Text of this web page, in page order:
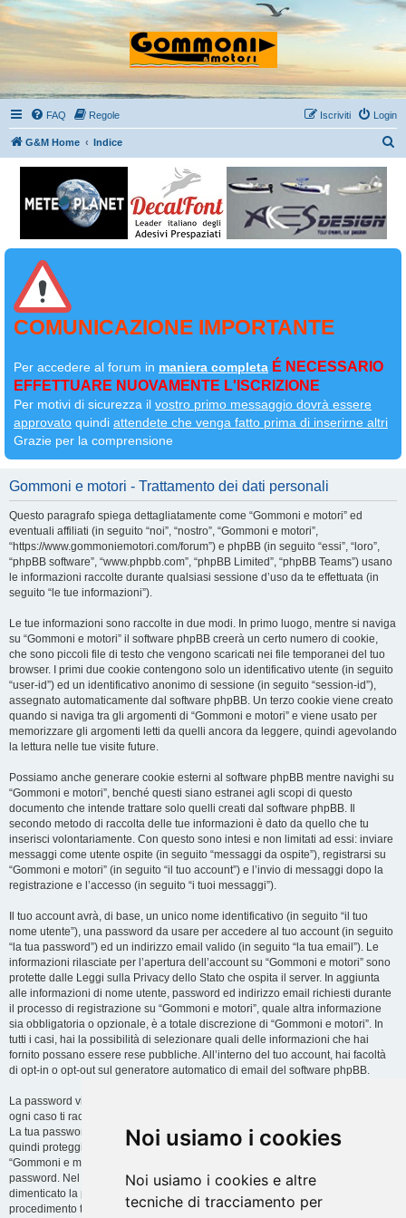
Noi usiamo i cookies
Noi usiamo i cookies e altre
tecniche di tracciamento per
FAQ Regole Login
Iscriviti
G&M Home Indice
COMUNICAZIONE IMPORTANTE
Per accedere al forum in maniera completa É NECESSARIO
EFFETTUARE NUOVAMENTE L'ISCRIZIONE
Per motivi di sicurezza il vostro primo messaggio dovrà essere
approvato quindi attendete che venga fatto prima di inserirne altri
Grazie per la comprensione
Gommoni e motori - Trattamento dei dati personali
Questo paragrafo spiega dettagliatamente come “Gommoni e motori” ed
eventuali affiliati (in seguito “noi”, “nostro”, “Gommoni e motori”,
“https://www.gommoniemotori.com/forum”) e phpBB (in seguito “essi”, “loro”,
“phpBB software”, “www.phpbb.com”, “phpBB Limited”, “phpBB Teams”) usano
le informazioni raccolte durante qualsiasi sessione d’uso da te effettuata (in
seguito “le tue informazioni”).
Le tue informazioni sono raccolte in due modi. In primo luogo, mentre si naviga
su “Gommoni e motori” il software phpBB creerà un certo numero di cookie,
che sono piccoli file di testo che vengono scaricati nei file temporanei del tuo
browser. I primi due cookie contengono solo un identificativo utente (in seguito
“user-id”) ed un identificativo anonimo di sessione (in seguito “session-id”),
assegnato automaticamente dal software phpBB. Un terzo cookie viene creato
quando si naviga tra gli argomenti di “Gommoni e motori” e viene usato per
memorizzare gli argomenti letti da quelli ancora da leggere, quindi agevolando
la lettura nelle tue visite future.
Possiamo anche generare cookie esterni al software phpBB mentre navighi su
“Gommoni e motori”, benché questi siano estranei agli scopi di questo
documento che intende trattare solo quelli creati dal software phpBB. Il
secondo metodo di raccolta delle tue informazioni è dato da quello che tu
inserisci volontariamente. Con questo sono intesi e non limitati ad essi: inviare
messaggi come utente ospite (in seguito “messaggi da ospite”), registrarsi su
“Gommoni e motori” (in seguito “il tuo account”) e l’invio di messaggi dopo la
registrazione e l’accesso (in seguito “i tuoi messaggi”).
Il tuo account avrà, di base, un unico nome identificativo (in seguito “il tuo
nome utente”), una password da usare per accedere al tuo account (in seguito
“la tua password”) ed un indirizzo email valido (in seguito “la tua email”). Le
informazioni rilasciate per l’apertura dell’account su “Gommoni e motori” sono
protette dalle Leggi sulla Privacy dello Stato che ospita il server. In aggiunta
alle informazioni di nome utente, password ed indirizzo email richiesti durante
il processo di registrazione su “Gommoni e motori”, quale altra informazione
sia obbligatoria o opzionale, è a totale discrezione di “Gommoni e motori”. In
tutti i casi, hai la possibilità di selezionare quali delle informazioni che hai
fornito possano essere rese pubbliche. All’interno del tuo account, hai facoltà
di opt-in o opt-out sul generatore automatico di email del software phpBB.
La password viene criptata (hash unidirezionale) per motivi di sicurezza. In
ogni caso ti raccomandiamo di non utilizzare la stessa password in troppi siti.
La tua password è il metodo di accesso al tuo account su “Gommoni e motori”,
quindi proteggila attentamente. Ricorda che in nessuna circostanza affiliati di
“Gommoni e motori”, phpBB o terzi possono legittimamente richiedere la tua
password. Nel caso dimenticassi la tua password, puoi utilizzare l’opzione “Ho
dimenticato la password” prevista dal software phpBB. Durante questo
procedimento ti verrà richiesto il tuo nome utente ed indirizzo email, in modo